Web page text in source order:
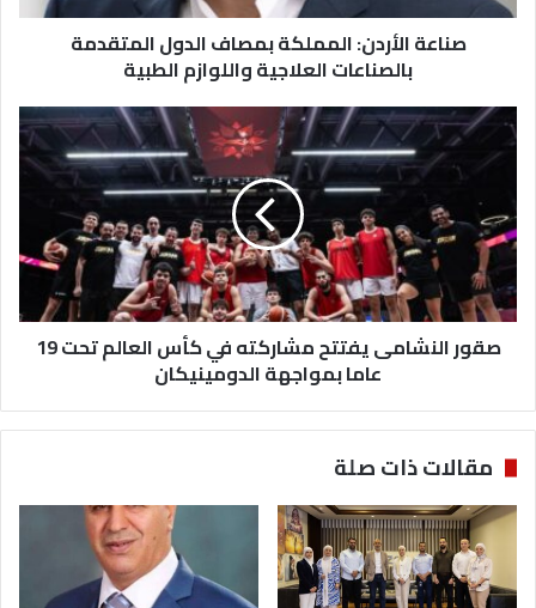
ر
ا
ل
ل
ك
ب
م
ا
د
ل
م
صناعة الأردن: المملكة بمصاف الدول المتقدمة
بالصناعات العلاجية واللوازم الطبية
ص
و
ر
ا
ل
ن
ش
ي
ت
ح
ا
‏صقور النشامى يفتتح مشاركته في كأس العالم تحت 19
عاما بمواجهة الدومينيكان
مقالات ذات صلة